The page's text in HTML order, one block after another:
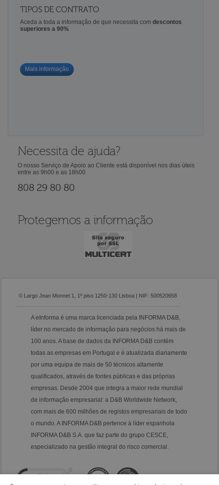
TIPOS DE CONTRATO
Aceda a toda a informação de que necessita com descontos
superiores a 90%
Mais informação
Necessita de ajuda?
O nosso Serviço de Apoio ao Cliente está disponível nos dias úteis
entre as 9h00 e as 18h00
808 29 80 80
Protegemos a informação
© Largo Jean Monnet 1, 1º piso 1250-130 Lisboa | NIF: 500520658
A eInforma é uma marca licenciada pela INFORMA D&B,
líder no mercado de informação para negócios há mais de
100 anos. A base de dados da INFORMA D&B contém
todas as empresas em Portugal e é atualizada diariamente
por uma equipa de mais de 50 técnicos altamente
qualificados, através de fontes públicas e das próprias
empresas. Desde 2004 que integra a maior rede mundial
de informação empresarial: a D&B Worldwide Network,
com mais de 600 milhões de registos empresariais de todo
o mundo. A INFORMA D&B pertence à líder espanhola
INFORMA D&B S.A. que faz parte do grupo CESCE,
especializado na gestão integral do risco comercial.